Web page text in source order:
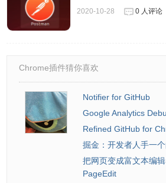
能之前就分类好了。
Collections 的办法。但是我发现
commandline 工具
(https://www.npmjs.com/package/
2、postman工具怎样传递csrf参数，
这个参数，关键是取出来后，怎么传
到“CSRF验证失败. 相应中断”问题。
csrf 参数是在 header 里吗？
2020-10-28 0 人评论
Chrome插件猜你喜欢
Notifier for GitHub
Google Analytics
Refined GitHub for
掘金：开发者人手一
把网页变成富文本编辑
PageEdit